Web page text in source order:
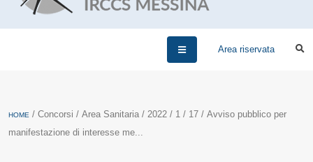
Area riservata
HOME / Concorsi / Area Sanitaria / 2022 / 1 / 17 / Avviso pubblico per
manifestazione di interesse me...